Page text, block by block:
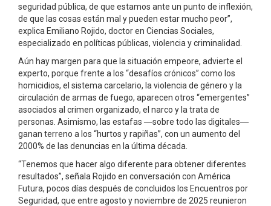
seguridad pública, de que estamos ante un punto de inflexión,
de que las cosas están mal y pueden estar mucho peor”,
explica Emiliano Rojido, doctor en Ciencias Sociales,
especializado en políticas públicas, violencia y criminalidad.
Aún hay margen para que la situación empeore, advierte el
experto, porque frente a los “desafíos crónicos” como los
homicidios, el sistema carcelario, la violencia de género y la
circulación de armas de fuego, aparecen otros “emergentes”
asociados al crimen organizado, el narco y la trata de
personas. Asimismo, las estafas ―sobre todo las digitales―
ganan terreno a los “hurtos y rapiñas”, con un aumento del
2000% de las denuncias en la última década.
“Tenemos que hacer algo diferente para obtener diferentes
resultados”, señala Rojido en conversación con América
Futura, pocos días después de concluidos los Encuentros por
Seguridad, que entre agosto y noviembre de 2025 reunieron